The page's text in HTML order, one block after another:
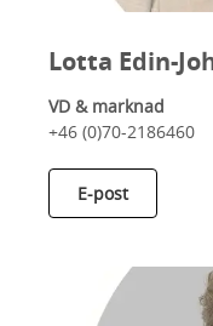
Lotta Edin-
VD & marknad
+46 (0)70-2186460
E-post